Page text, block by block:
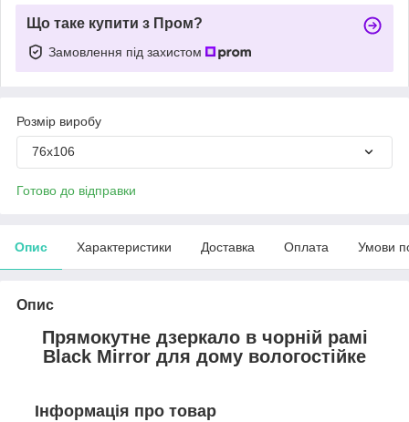
Що таке купити з Пром?
Замовлення під захистом
Розмір виробу
76х106
Готово до відправки
Опис Характеристики Доставка Оплата Умови
Опис
Прямокутне дзеркало в чорній рамі
Black Mirror для дому вологостійке
Інформація про товар